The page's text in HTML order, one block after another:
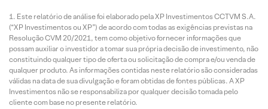
Este relatório de análise foi elaborado pela XP Investimentos CCTVM S.A.
(“XP Investimentos ou XP”) de acordo com todas as exigências previstas na
Resolução CVM 20/2021, tem como objetivo fornecer informações que
possam auxiliar o investidor a tomar sua própria decisão de investimento, não
constituindo qualquer tipo de oferta ou solicitação de compra e/ou venda de
qualquer produto. As informações contidas neste relatório são consideradas
válidas na data de sua divulgação e foram obtidas de fontes públicas. A XP
Investimentos não se responsabiliza por qualquer decisão tomada pelo
cliente com base no presente relatório.